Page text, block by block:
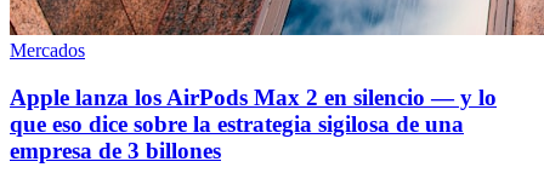
Mercados
Apple lanza los AirPods Max 2 en silencio — y lo
que eso dice sobre la estrategia sigilosa de una
empresa de 3 billones